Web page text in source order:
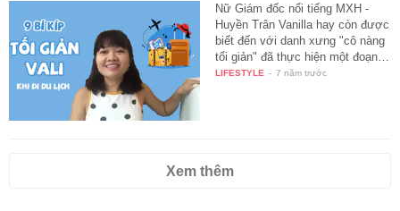
Nữ Giám đốc nổi tiếng MXH -
Huyền Trân Vanilla hay còn được
biết đến với danh xưng "cô nàng
tối giản" đã thực hiện một đoạn…
LIFESTYLE - 7 năm trước
Xem thêm